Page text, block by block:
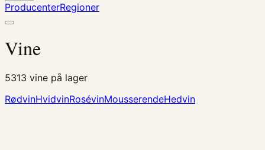
ProducenterRegioner
Vine
5313 vine på lager
RødvinHvidvinRosévinMousserendeHedvin